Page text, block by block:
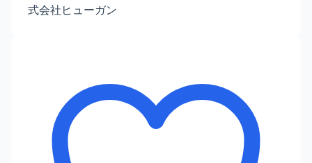
式会社ヒューガン